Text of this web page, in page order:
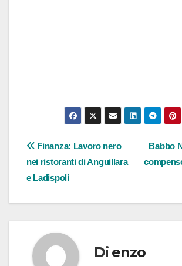
Navigazione
articoli
Babbo
Finanza: Lavoro nero
nei ristoranti di Anguillara
e Ladispoli
Di enzo